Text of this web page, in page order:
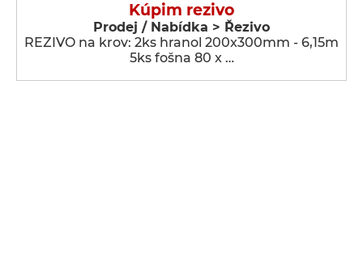
Kúpim rezivo
Prodej / Nabídka > Řezivo
REZIVO na krov: 2ks hranol 200x300mm - 6,15m
5ks fošna 80 x …